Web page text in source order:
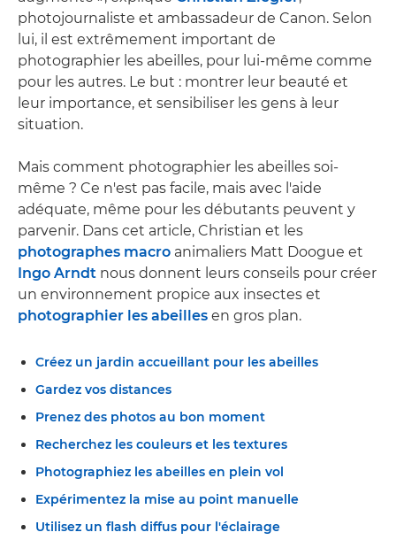
photojournaliste et ambassadeur de Canon. Selon
lui, il est extrêmement important de
photographier les abeilles, pour lui-même comme
pour les autres. Le but : montrer leur beauté et
leur importance, et sensibiliser les gens à leur
situation.
Mais comment photographier les abeilles soi-
même ? Ce n'est pas facile, mais avec l'aide
adéquate, même pour les débutants peuvent y
parvenir. Dans cet article, Christian et les
photographes macro animaliers Matt Doogue et
Ingo Arndt nous donnent leurs conseils pour créer
un environnement propice aux insectes et
photographier les abeilles en gros plan.
Créez un jardin accueillant pour les abeilles
Gardez vos distances
Prenez des photos au bon moment
Recherchez les couleurs et les textures
Photographiez les abeilles en plein vol
Expérimentez la mise au point manuelle
Utilisez un flash diffus pour l'éclairage